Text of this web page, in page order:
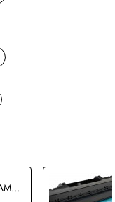
CARTOUCHE DE TAMBOUR HP C9704A ORIGINALE